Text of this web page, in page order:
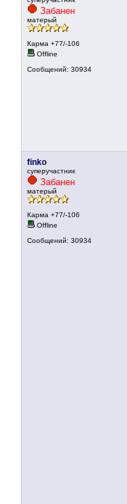
Забанен
матерый
Карма +77/-106
Offline
Сообщений: 30934
finko
суперучастник
Забанен
матерый
Карма +77/-106
Offline
Сообщений: 30934